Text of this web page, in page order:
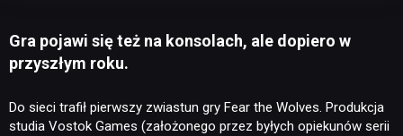
Gra pojawi się też na konsolach, ale dopiero w
przyszłym roku.
Do sieci trafił pierwszy zwiastun gry Fear the Wolves. Produkcja
studia Vostok Games (założonego przez byłych opiekunów serii